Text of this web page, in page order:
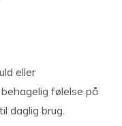
eller
følelse på
daglig brug.